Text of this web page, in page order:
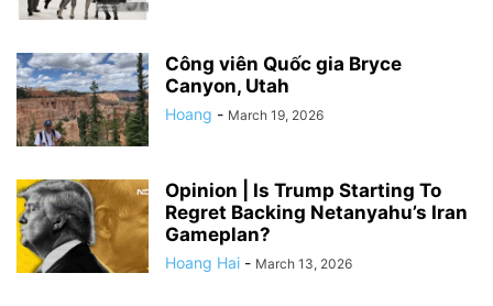
Công viên Quốc gia Bryce
Canyon, Utah
Hoang - March 19, 2026
Opinion | Is Trump Starting To
Regret Backing Netanyahu’s Iran
Gameplan?
Hoang Hai - March 13, 2026